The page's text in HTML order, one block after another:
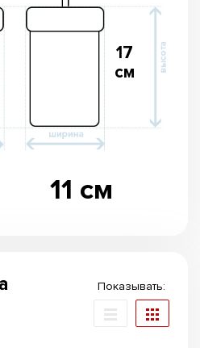
11 см
17
см
Показывать: